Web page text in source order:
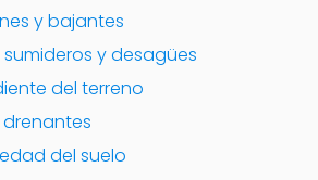
y bajantes
y desagües
del terreno
drenantes
del suelo